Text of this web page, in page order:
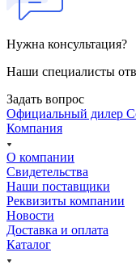
Нужна консультация?
Наши специалисты
Задать вопрос
Официальный дилер
Компания
О компании
Свидетельства
Наши поставщики
Реквизиты компании
Новости
Доставка и оплата
Каталог